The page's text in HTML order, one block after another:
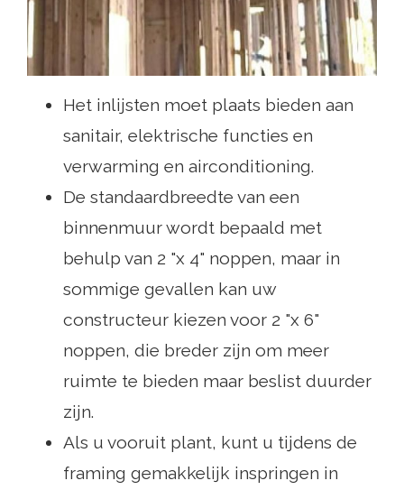
Het inlijsten moet plaats bieden aan
sanitair, elektrische functies en
verwarming en airconditioning.
De standaardbreedte van een
binnenmuur wordt bepaald met
behulp van 2 "x 4" noppen, maar in
sommige gevallen kan uw
constructeur kiezen voor 2 "x 6"
noppen, die breder zijn om meer
ruimte te bieden maar beslist duurder
zijn.
Als u vooruit plant, kunt u tijdens de
framing gemakkelijk inspringen in